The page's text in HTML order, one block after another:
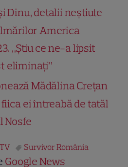
Dinu, detalii neștiute
America
„Știu ce ne-a lipsit
eliminați”
Mădălina Crețan
ei întreabă de tatăl
Nosfe
Survivor România
Google News